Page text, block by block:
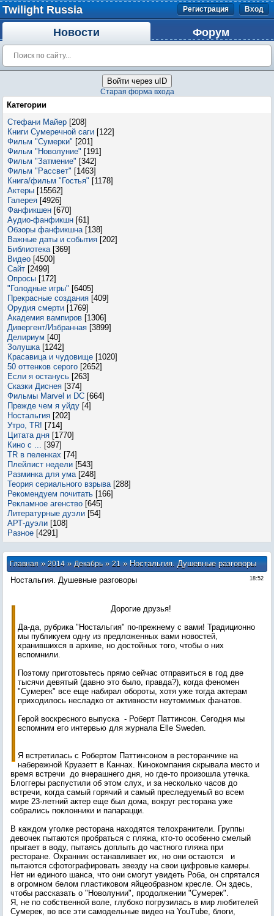
Twilight Russia Регистрация Вход
Новости Форум
Войти через uID
Старая форма входа
Категории
Стефани Майер [208]
Книги Сумеречной саги [122]
Фильм "Сумерки" [201]
Фильм "Новолуние" [191]
Фильм "Затмение" [342]
Фильм "Рассвет" [1463]
Книга/фильм "Гостья" [1178]
Актеры [15562]
Галерея [4926]
Фанфикшен [670]
Аудио-фанфикшн [61]
Обзоры фанфикшна [138]
Важные даты и события [202]
Библиотека [369]
Видео [4500]
Сайт [2499]
Опросы [172]
"Голодные игры" [6405]
Прекрасные создания [409]
Орудия смерти [1769]
Академия вампиров [1306]
Дивергент/Избранная [3899]
Делириум [40]
Золушка [1242]
Красавица и чудовище [1020]
50 оттенков серого [2652]
Если я останусь [263]
Сказки Диснея [374]
Фильмы Marvel и DC [664]
Прежде чем я уйду [4]
Ностальгия [202]
Утро, TR! [714]
Цитата дня [1770]
Кино с ... [397]
TR в пеленках [74]
Плейлист недели [543]
Разминка для ума [248]
Теория сериального взрыва [288]
Рекомендуем почитать [166]
Рекламное агенство [645]
Литературные дуэли [54]
АРТ-дуэли [108]
Разное [4291]
Главная»2014 » Декабрь » 21» Ностальгия. Душевные разговоры
18:52
Ностальгия. Душевные разговоры
Дорогие друзья!
Да-да, рубрика "Ностальгия" по-прежнему с вами! Традиционно
мы публикуем одну из предложенных вами новостей,
хранившихся в архиве, но достойных того, чтобы о них
вспомнили.
Поэтому приготовьтесь прямо сейчас отправиться в год две
тысячи девятый (давно это было, правда?), когда феномен
"Сумерек" все еще набирал обороты, хотя уже тогда актерам
приходилось несладко от активности неутомимых фанатов.
Герой воскресного выпуска - Роберт Паттинсон. Сегодня мы
вспомним его интервью для журнала Elle Sweden.
Я встретилась с Робертом Паттинсоном в ресторанчике на
набережной Круазетт в Каннах. Кинокомпания скрывала место и
время встречи до вчерашнего дня, но где-то произошла утечка.
Блоггеры распустили об этом слух, и за несколько часов до
встречи, когда самый горячий и самый преследуемый во всем
мире 23-летний актер еще был дома, вокруг ресторана уже
собрались поклонники и папарацци.
В каждом уголке ресторана находятся телохранители. Группы
девочек пытаются пробраться с пляжа, кто-то особенно смелый
прыгает в воду, пытаясь доплыть до частного пляжа при
ресторане. Охранник останавливает их, но они остаются и
пытаются сфотографировать звезду на свои цифровые камеры.
Нет ни единого шанса, что они смогут увидеть Роба, он спрятался
в огромном белом пластиковом яйцеобразном кресле. Он здесь,
чтобы рассказать о "Новолунии", продолжении "Сумерек".
Я, не по собственной воле, глубоко погрузилась в мир любителей
Сумерек, во все эти самодельные видео на YouTube, блоги,